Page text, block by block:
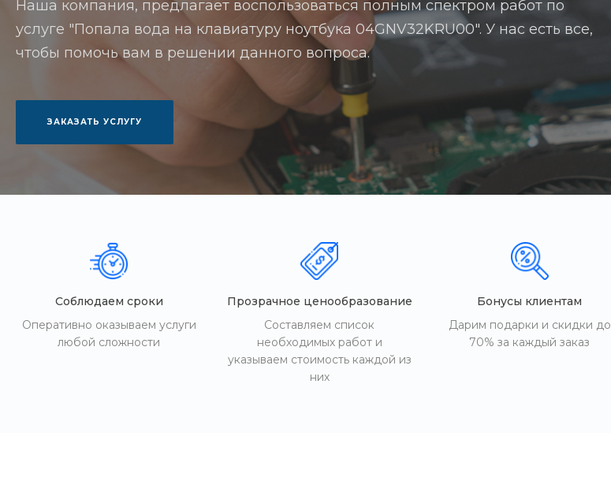
Наша компания, предлагает воспользоваться полным спектром работ по
услуге "Попала вода на клавиатуру ноутбука 04GNV32KRU00". У нас есть все,
чтобы помочь вам в решении данного вопроса.
ЗАКАЗАТЬ УСЛУГУ
Соблюдаем сроки
Оперативно оказываем услуги
любой сложности
Прозрачное ценообразование
Составляем список
необходимых работ и
указываем стоимость каждой из
них
Бонусы клиентам
Дарим подарки и скидки до
70% за каждый заказ